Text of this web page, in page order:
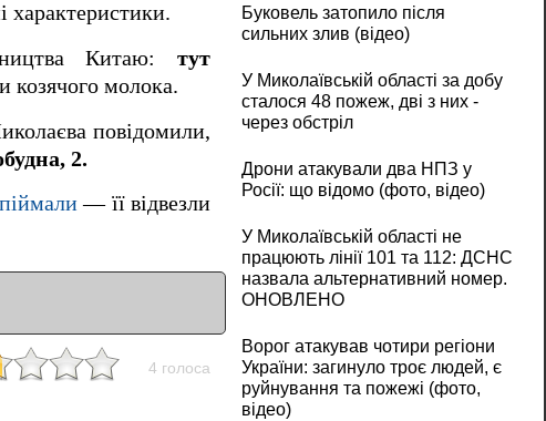
характеристики.
Китаю: тут
козячого молока.
повідомили,
2.
— її відвезли
4 голоса
Буковель затопило після
сильних злив (відео)
У Миколаївській області за добу
сталося 48 пожеж, дві з них -
через обстріл
Дрони атакували два НПЗ у
Росії: що відомо (фото, відео)
У Миколаївській області не
працюють лінії 101 та 112: ДСНС
назвала альтернативний номер.
ОНОВЛЕНО
Ворог атакував чотири регіони
України: загинуло троє людей, є
руйнування та пожежі (фото,
відео)